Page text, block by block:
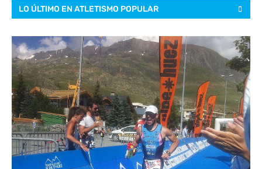
LO ÚLTIMO EN ATLETISMO POPULAR